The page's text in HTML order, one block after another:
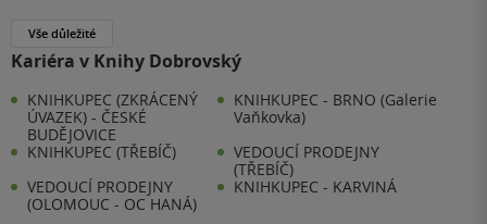
Vše důležité
Kariéra v Knihy Dobrovský
KNIHKUPEC (ZKRÁCENÝ
ÚVAZEK) - ČESKÉ
BUDĚJOVICE
KNIHKUPEC - BRNO (Galerie
Vaňkovka)
KNIHKUPEC (TŘEBÍČ)
VEDOUCÍ PRODEJNY
(TŘEBÍČ)
VEDOUCÍ PRODEJNY
(OLOMOUC - OC HANÁ)
KNIHKUPEC - KARVINÁ